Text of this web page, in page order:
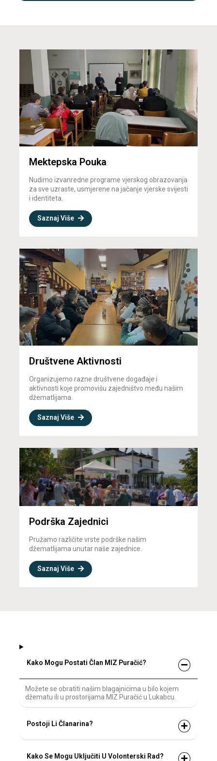
Mektepska Pouka
Nudimo izvanredne programe vjerskog obrazovanja
za sve uzraste, usmjerene na jačanje vjerske svijesti
i identiteta.
Saznaj Više
Društvene Aktivnosti
Organizujemo razne društvene događaje i
aktivnosti koje promovišu zajedništvo među našim
džematlijama.
Saznaj Više
Podrška Zajednici
Pružamo različite vrste podrške našim
džematlijama unutar naše zajednice.
Saznaj Više
Kako Mogu Postati Član MIZ Puračić?
Možete se obratiti našim blagajnicima u bilo kojem
džematu ili u prostorijama MIZ Puračić u Lukabcu.
Postoji Li Članarina?
Kako Se Mogu Uključiti U Volonterski Rad?